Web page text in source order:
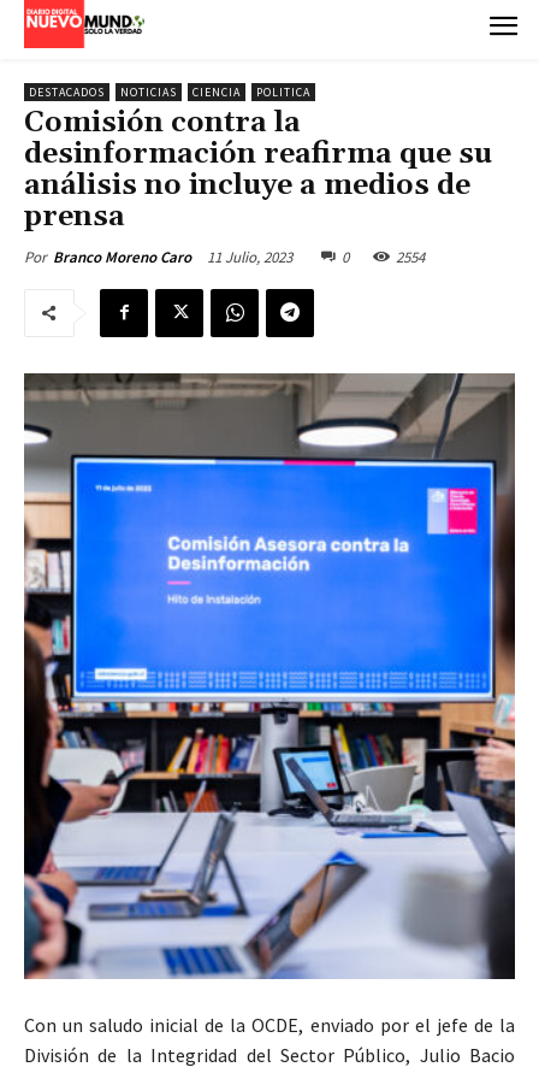
DESTACADOS NOTICIAS CIENCIA POLITICA
Comisión contra la
desinformación reafirma que su
análisis no incluye a medios de
prensa
Por Branco Moreno Caro 11 Julio, 2023 0 2554
Con un saludo inicial de la OCDE, enviado por el jefe de la
División de la Integridad del Sector Público, Julio Bacio